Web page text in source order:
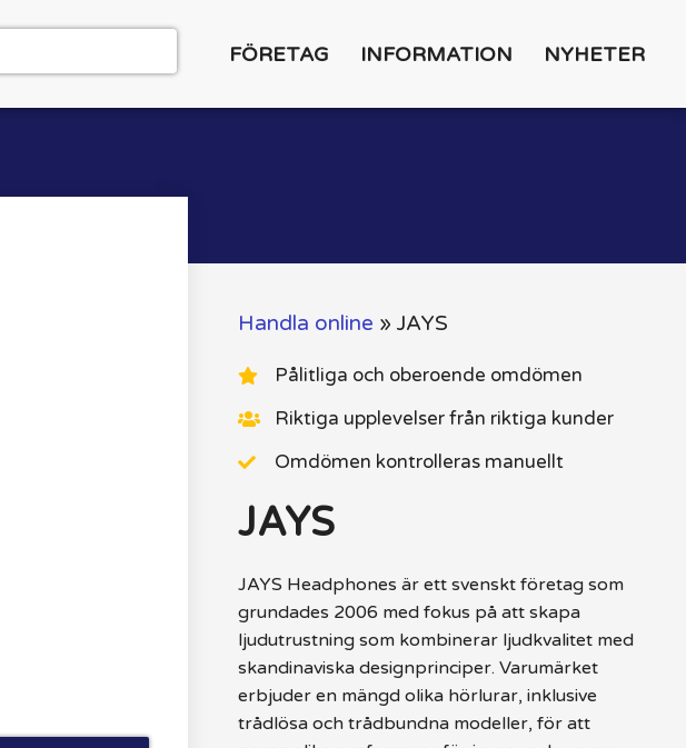
FÖRETAG INFORMATION NYHETER
Handla online » JAYS
Pålitliga och oberoende omdömen
Riktiga upplevelser från riktiga kunder
Omdömen kontrolleras manuellt
JAYS
JAYS Headphones är ett svenskt företag som
grundades 2006 med fokus på att skapa
ljudutrustning som kombinerar ljudkvalitet med
skandinaviska designprinciper. Varumärket
erbjuder en mängd olika hörlurar, inklusive
trådlösa och trådbundna modeller, för att